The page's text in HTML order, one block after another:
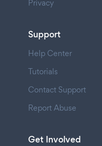
Privacy
Support
Help Center
Tutorials
Contact Support
Report Abuse
Get Involved